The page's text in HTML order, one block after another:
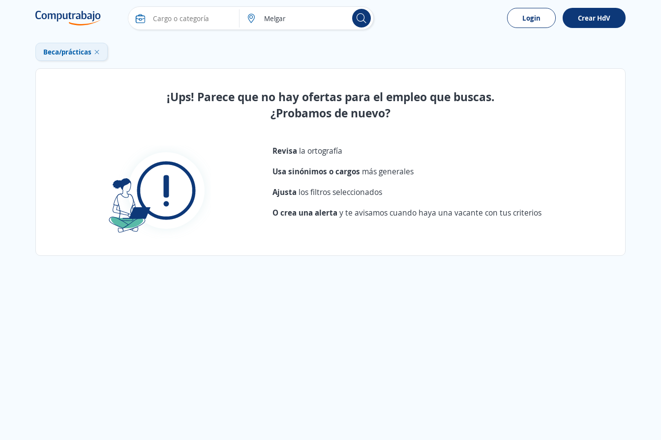
Login Crear HdV
Beca/prácticas
¡Ups! Parece que no hay ofertas para el empleo que buscas.
¿Probamos de nuevo?
Revisa la ortografía
Usa sinónimos o cargos más generales
Ajusta los filtros seleccionados
O crea una alertay te avisamos cuando haya una vacante con tus criterios